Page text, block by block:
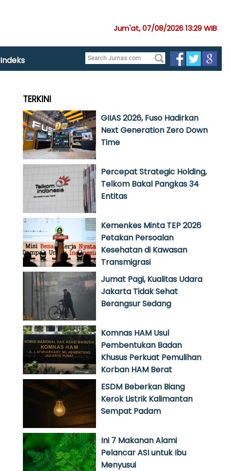
Jum'at, 07/08/2026 13:29 WIB
Indeks
TERKINI
GIIAS 2026, Fuso Hadirkan
Next Generation Zero Down
Time
Percepat Strategic Holding,
Telkom Bakal Pangkas 34
Entitas
Kemenkes Minta TEP 2026
Petakan Persoalan
Kesehatan di Kawasan
Transmigrasi
Jumat Pagi, Kualitas Udara
Jakarta Tidak Sehat
Berangsur Sedang
Komnas HAM Usul
Pembentukan Badan
Khusus Perkuat Pemulihan
Korban HAM Berat
ESDM Beberkan Biang
Kerok Listrik Kalimantan
Sempat Padam
Ini 7 Makanan Alami
Pelancar ASI untuk Ibu
Menyusui